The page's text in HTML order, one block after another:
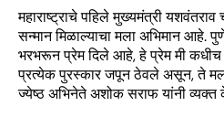
महाराष्ट्राचे पहिले मुख्यमंत्री यशवंतराव
सन्मान मिळाल्याचा मला अभिमान आहे.
भरभरून प्रेम दिले आहे, हे प्रेम मी कधीच
प्रत्येक पुरस्कार जपून ठेवले असून, ते
ज्येष्ठ अभिनेते अशोक सराफ यांनी व्यक्त